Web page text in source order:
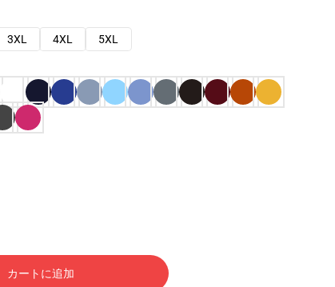
3XL 4XL
5XL
カートに追加